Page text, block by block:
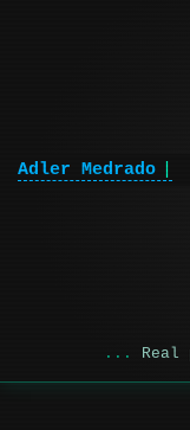
Adler Medrado
Real